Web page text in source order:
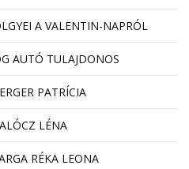
A VALENTIN-NAPRÓL
AUTÓ TULAJDONOS
PATRÍCIA
LÉNA
RÉKA LEONA